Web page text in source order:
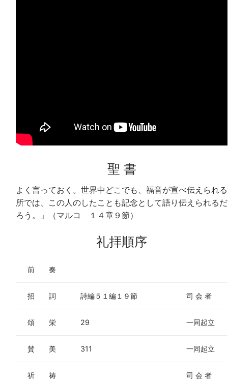
聖 書
よく言っておく。世界中どこでも、福音が宣べ伝えられる
所では、この人のしたことも記念として語り伝えられるだ
ろう。」（マルコ １４章９節）
礼拝順序
前 奏
招 詞 詩編５１編１９節 司 会 者
頌 栄 29 一同起立
賛 美 311 一同起立
祈 祷 司 会 者